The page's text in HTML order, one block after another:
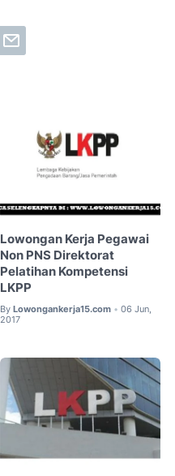
Lowongan Kerja Pegawai
Non PNS Direktorat
Pelatihan Kompetensi
LKPP
By Lowongankerja15.com • 06 Jun,
2017